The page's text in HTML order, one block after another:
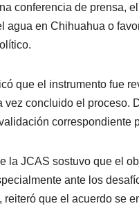
conferencia de prensa,
agua en Chihuahua o
que el instrumento fue
vez concluido el proceso.
correspondiente
la JCAS sostuvo que el
ante los
reiteró que el acuerdo se